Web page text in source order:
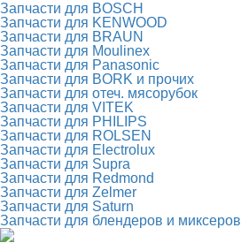
Запчасти для BOSCH
Запчасти для KENWOOD
Запчасти для BRAUN
Запчасти для Moulinex
Запчасти для Panasonic
Запчасти для BORK и прочих
Запчасти для отеч. мясорубок
Запчасти для VITEK
Запчасти для PHILIPS
Запчасти для ROLSEN
Запчасти для Electrolux
Запчасти для Supra
Запчасти для Redmond
Запчасти для Zelmer
Запчасти для Saturn
Запчасти для блендеров и миксеров